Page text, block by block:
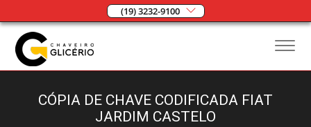
(19) 3232-9100
CÓPIA DE CHAVE CODIFICADA FIAT
JARDIM CASTELO